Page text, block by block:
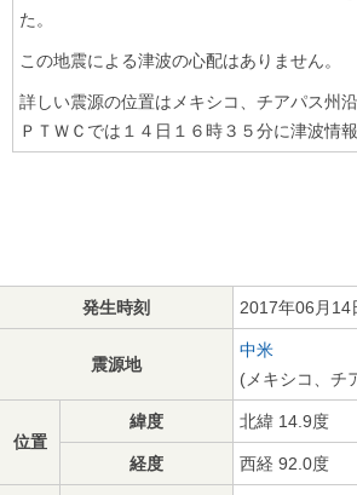
た。
この地震による津波の心配はありません。
詳しい震源の位置はメキシコ、チアパス州沿
ＰＴＷＣでは１４日１６時３５分に津波情
発生時刻 2017年06月14
震源地
中米
(メキシコ、チ
位置
緯度 北緯 14.9度
経度 西経 92.0度